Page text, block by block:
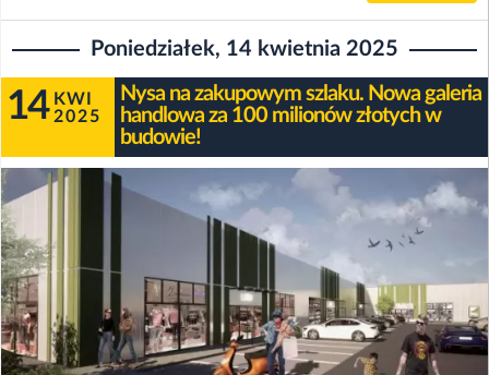
Poniedziałek, 14 kwietnia 2025
14 KWI
2025
Nysa na zakupowym szlaku. Nowa galeria
handlowa za 100 milionów złotych w
budowie!